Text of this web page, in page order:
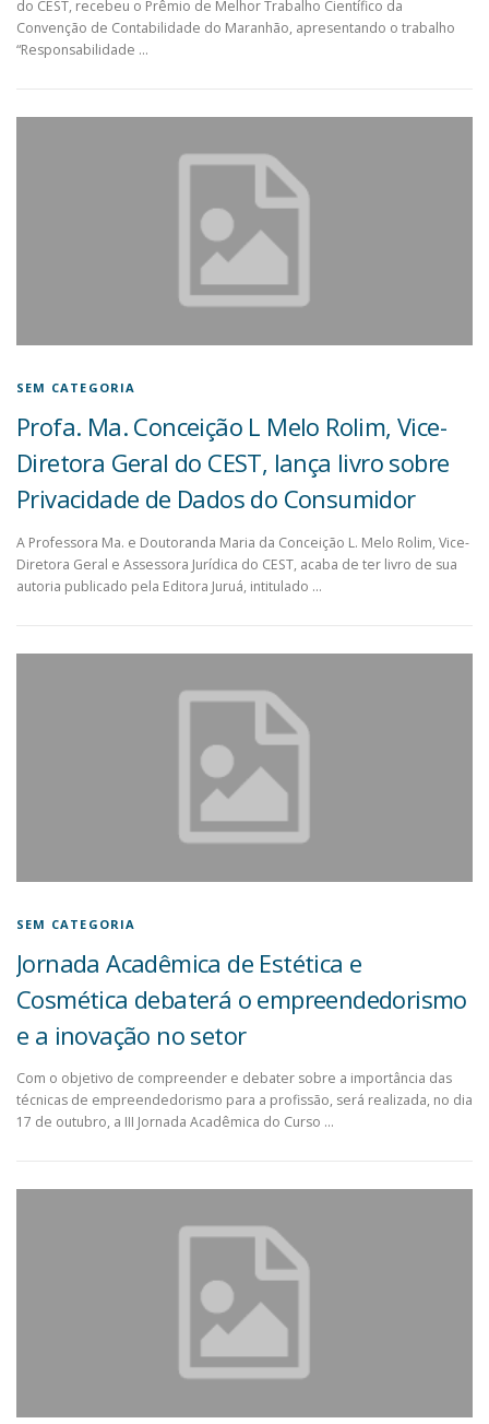
do CEST, recebeu o Prêmio de Melhor Trabalho Científico da
Convenção de Contabilidade do Maranhão, apresentando o trabalho
“Responsabilidade …
SEM CATEGORIA
Profa. Ma. Conceição L Melo Rolim, Vice-
Diretora Geral do CEST, lança livro sobre
Privacidade de Dados do Consumidor
A Professora Ma. e Doutoranda Maria da Conceição L. Melo Rolim, Vice-
Diretora Geral e Assessora Jurídica do CEST, acaba de ter livro de sua
autoria publicado pela Editora Juruá, intitulado …
SEM CATEGORIA
Jornada Acadêmica de Estética e
Cosmética debaterá o empreendedorismo
e a inovação no setor
Com o objetivo de compreender e debater sobre a importância das
técnicas de empreendedorismo para a profissão, será realizada, no dia
17 de outubro, a III Jornada Acadêmica do Curso …